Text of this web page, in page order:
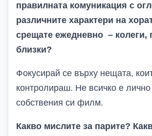
правилната комуникация с
различните характери на
срещате ежедневно – колеги,
близки?
Фокусирай се върху нещата,
контролираш. Не всичко е лично
собствения си филм.
Какво мислите за парите?